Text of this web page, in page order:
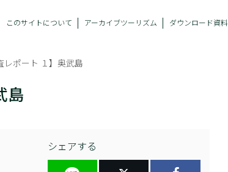
このサイトについて アーカイブツーリズム ダウンロード資料
レポート １】奥武島
島
シェアする